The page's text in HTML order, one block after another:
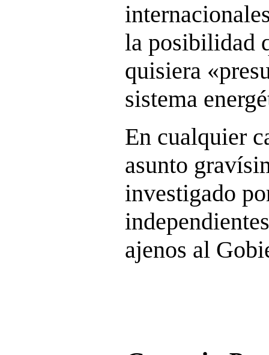
la posibilidad
quisiera
sistema
En cualquier
asunto
investigado
ajenos al